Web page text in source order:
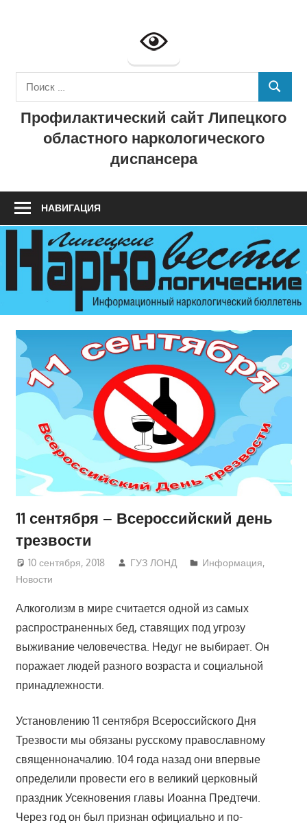
сайт
ГУЗ
"Липецкий
областной
ПОИСК
Профилактический сайт Липецкого
областного наркологического
диспансера
НАВИГАЦИЯ
11 сентября – Всероссийский день
трезвости
10 сентября, 2018 ГУЗ ЛОНД Информация,
Новости
Алкоголизм в мире считается одной из самых
распространенных бед, ставящих под угрозу
выживание человечества. Недуг не выбирает. Он
поражает людей разного возраста и социальной
принадлежности.
Установлению 11 сентября Всероссийского Дня
Трезвости мы обязаны русскому православному
священноначалию. 104 года назад они впервые
определили провести его в великий церковный
праздник Усекновения главы Иоанна Предтечи.
Через год он был признан официально и по-